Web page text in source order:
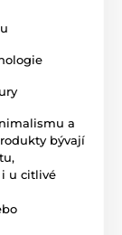
a
bývají
i u citlivé